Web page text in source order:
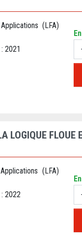
(LFA)
: 2021
-
LOGIQUE FLOUE
(LFA)
: 2022
-